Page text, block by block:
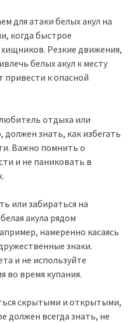
для атаки белых акул на
когда быстрое
Резкие движения,
белых акул к месту
привести к опасной
отдыха или
знать, как избегать
Важно помнить о
и не паниковать в
или забираться на
акула рядом
намеренно касаясь
знаки.
и не используйте
во время купания.
скрытыми и открытыми,
всегда знать, не